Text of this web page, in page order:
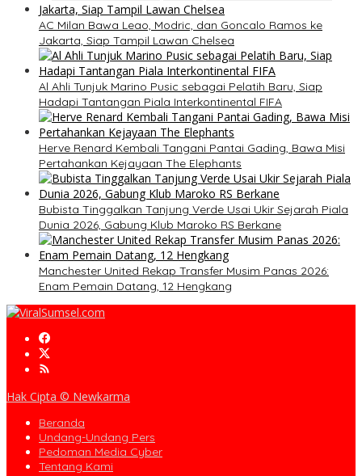
AC Milan Bawa Leao, Modric, dan Goncalo Ramos ke
Jakarta, Siap Tampil Lawan Chelsea
Al Ahli Tunjuk Marino Pusic sebagai Pelatih Baru, Siap
Hadapi Tantangan Piala Interkontinental FIFA
Herve Renard Kembali Tangani Pantai Gading, Bawa Misi
Pertahankan Kejayaan The Elephants
Bubista Tinggalkan Tanjung Verde Usai Ukir Sejarah Piala
Dunia 2026, Gabung Klub Maroko RS Berkane
Manchester United Rekap Transfer Musim Panas 2026:
Enam Pemain Datang, 12 Hengkang
Hak Cipta © Newkarma
Beranda
Undang-Undang Pers
Pedoman Media Cyber
Tentang Kami